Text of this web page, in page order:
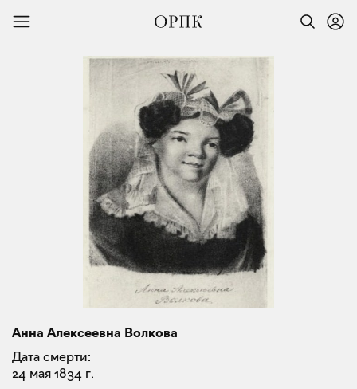
Анна Алексеевна Волкова
Дата смерти:
24 мая 1834 г.